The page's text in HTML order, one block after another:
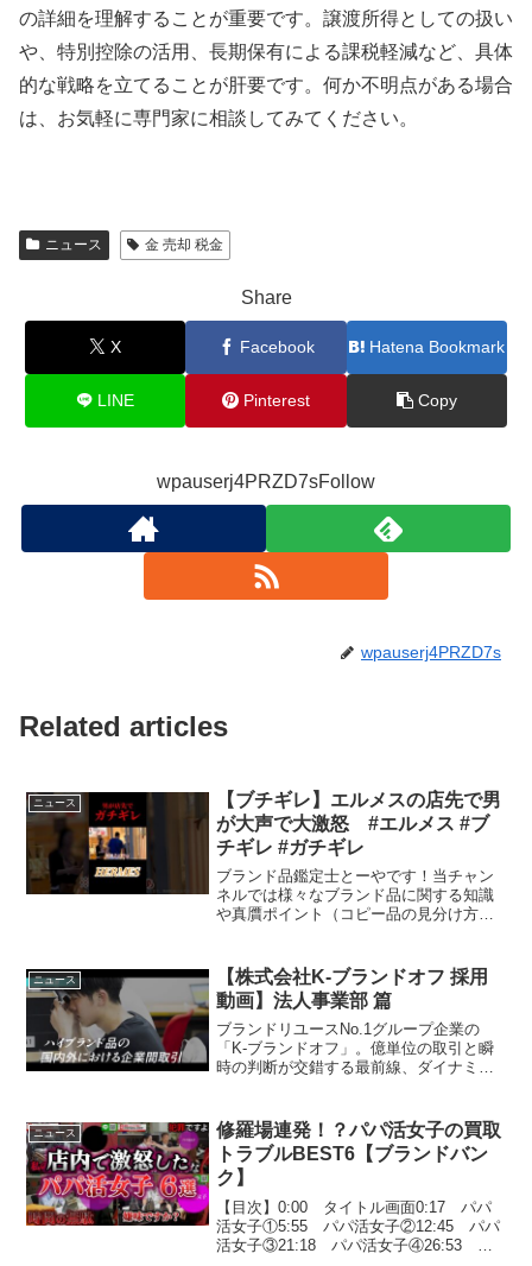
の詳細を理解することが重要です。譲渡所得としての扱い
や、特別控除の活用、長期保有による課税軽減など、具体
的な戦略を立てることが肝要です。何か不明点がある場合
は、お気軽に専門家に相談してみてください。
ニュース 金 売却 税金
Share
X Facebook Hatena Bookmark
LINE Pinterest Copy
wpauserj4PRZD7sFollow
wpauserj4PRZD7s
Related articles
ニュース
【ブチギレ】エルメスの店先で男
が大声で大激怒 #エルメス #ブ
チギレ #ガチギレ
ブランド品鑑定士とーやです！当チャン
ネルでは様々なブランド品に関する知識
や真贋ポイント（コピー品の見分け方）
ちら【Vol.189】偽ブランド品を顔出し
LIVE配信で販売...
ニュース
【株式会社K-ブランドオフ 採用
動画】法人事業部 篇
ブランドリユースNo.1グループ企業の
「K-ブランドオフ」。億単位の取引と瞬
時の判断が交錯する最前線、ダイナミッ
と魅力Kブランドは、ブランド業界で確固
たる地位を築い...
ニュース
修羅場連発！？パパ活女子の買取
トラブルBEST6【ブランドバン
ク】
【目次】0:00 タイトル画面0:17 パパ
活女子①5:55 パパ活女子②12:45 パパ
活女子③21:18 パパ活女子④26:53 パ